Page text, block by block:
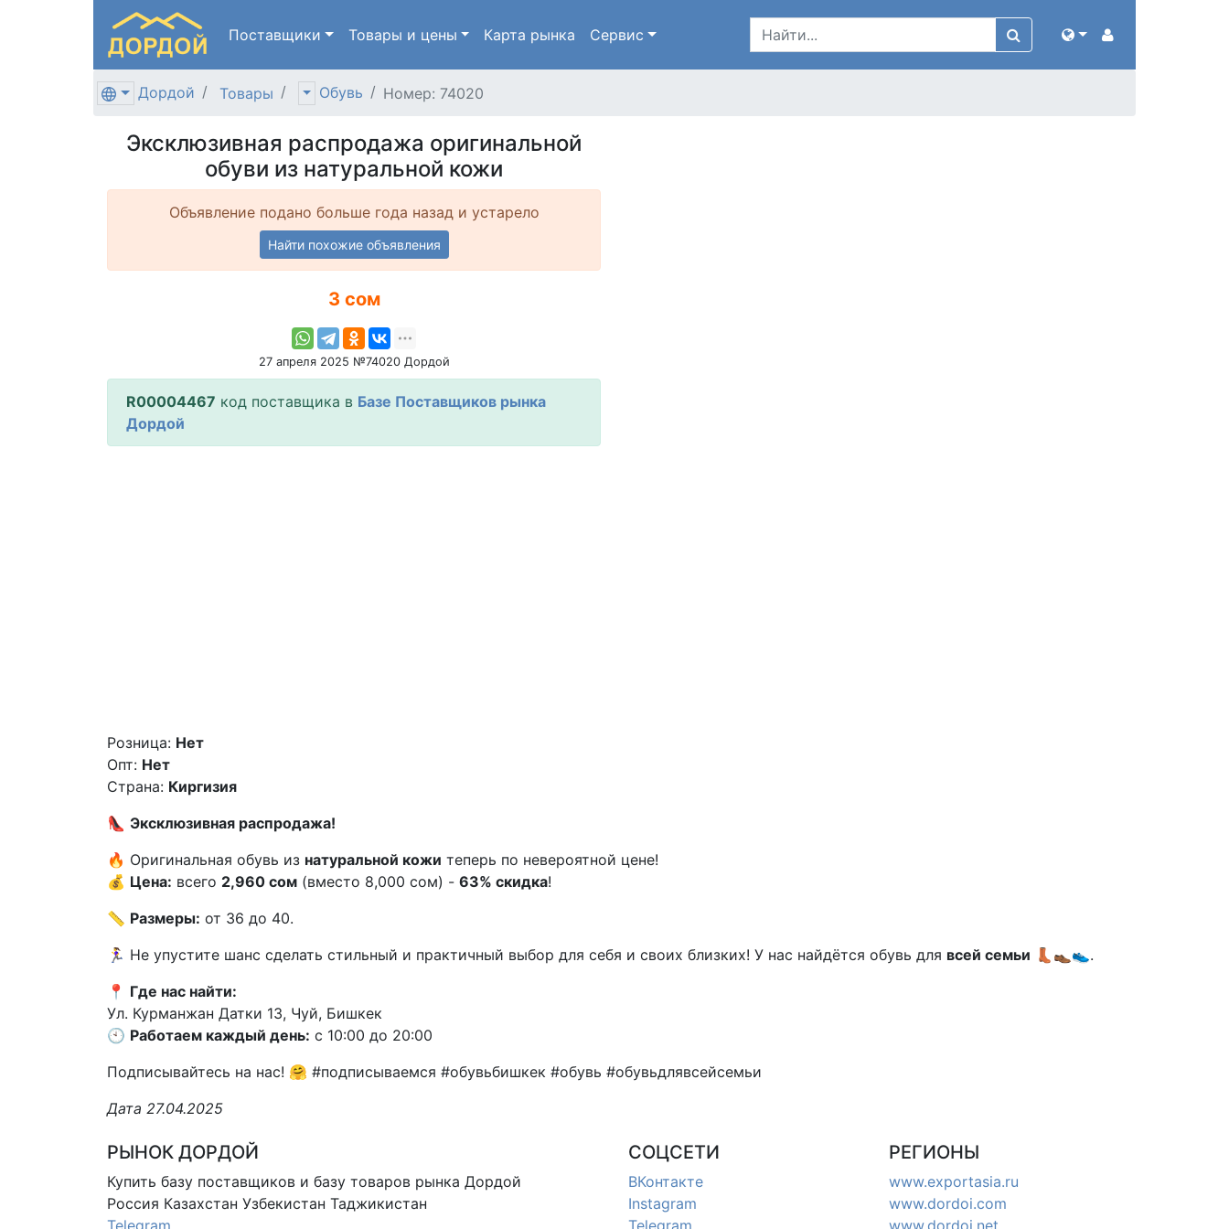
Поставщики Товары и цены Карта рынка Сервис
Дордой Товары Обувь Номер: 74020
Эксклюзивная распродажа оригинальной
обуви из натуральной кожи
Объявление подано больше года назад и устарело
Найти похожие объявления
3 сом
27 апреля 2025 №74020 Дордой
R00004467 код поставщика в Базе Поставщиков рынка
Дордой
Розница: Нет
Опт: Нет
Страна: Киргизия
👠 Эксклюзивная распродажа!
🔥 Оригинальная обувь из натуральной кожи теперь по невероятной цене!
💰 Цена: всего 2,960 сом (вместо 8,000 сом) - 63% скидка!
📏 Размеры: от 36 до 40.
🏃‍♀️ Не упустите шанс сделать стильный и практичный выбор для себя и своих близких! У нас найдётся обувь для всей семьи 👢👞👟.
📍 Где нас найти:
Ул. Курманжан Датки 13, Чуй, Бишкек
🕙 Работаем каждый день: с 10:00 до 20:00
Подписывайтесь на нас! 🤗 #подписываемся #обувьбишкек #обувь #обувьдлявсейсемьи
Дата 27.04.2025
РЫНОК ДОРДОЙ
Купить базу поставщиков и базу товаров рынка Дордой
Россия Казахстан Узбекистан Таджикистан
Telegram
СОЦСЕТИ
ВКонтакте
Instagram
Telegram
РЕГИОНЫ
www.exportasia.ru
www.dordoi.com
www.dordoi.net